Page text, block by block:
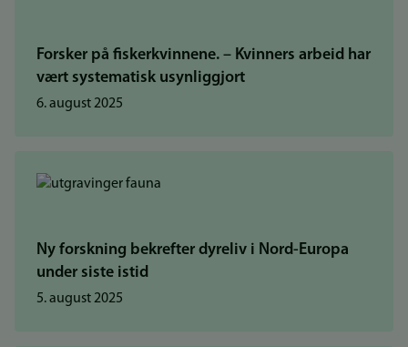
Forsker på fiskerkvinnene. – Kvinners arbeid har
vært systematisk usynliggjort
6. august 2025
Ny forskning bekrefter dyreliv i Nord-Europa
under siste istid
5. august 2025